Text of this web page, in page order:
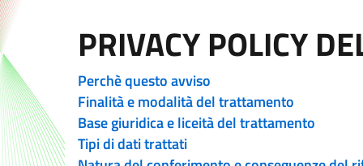
PRIVACY POLICY
Perchè questo avviso
Finalità e modalità del trattamento
Base giuridica e liceità del trattamento
Tipi di dati trattati